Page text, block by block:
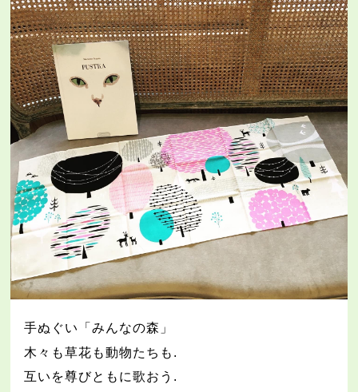
手ぬぐい「みんなの森」
木々も草花も動物たちも .
互いを尊びともに歌おう .